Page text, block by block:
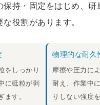
持・固定をはじめ、研
役割があります。
をしっかり
に砥粒が剥
ます。
物理的な耐久
摩擦や圧力に
耐え、作業中
りしない強度